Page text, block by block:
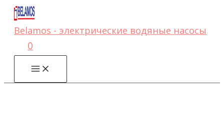
Перейти
содержимому
Belamos - электрические водяные насосы
0
MAIN
MENU